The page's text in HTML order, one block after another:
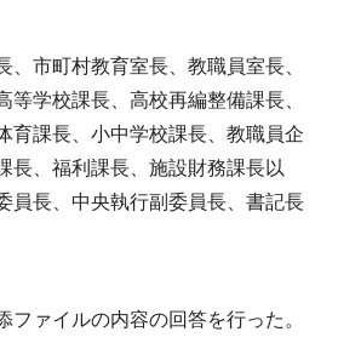
、市町村教育室長、教職員室長、
等学校課長、高校再編整備課長、
育課長、小中学校課長、教職員企
長、福利課長、施設財務課長以
員長、中央執行副委員長、書記長
ファイルの内容の回答を行った。